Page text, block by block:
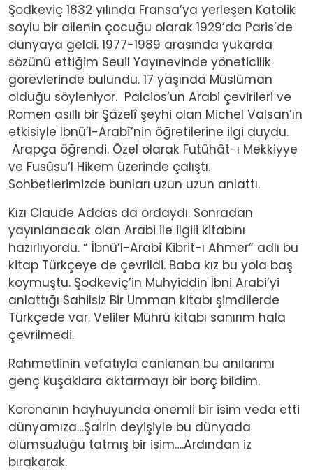
Şodkeviç 1832 yılında Fransa’ya yerleşen Katolik
soylu bir ailenin çocuğu olarak 1929’da Paris’de
dünyaya geldi. 1977-1989 arasında yukarda
sözünü ettiğim Seuil Yayınevinde yöneticilik
görevlerinde bulundu. 17 yaşında Müslüman
olduğu söyleniyor. Palcios’un Arabi çevirileri ve
Romen asıllı bir Şâzelî şeyhi olan Michel Valsan’ın
etkisiyle İbnü’l-Arabî’nin öğretilerine ilgi duydu.
Arapça öğrendi. Özel olarak Futûhât-ı Mekkiyye
ve Fusûsu’l Hikem üzerinde çalıştı.
Sohbetlerimizde bunları uzun uzun anlattı.
Kızı Claude Addas da ordaydı. Sonradan
yayınlanacak olan Arabi ile ilgili kitabını
hazırlıyordu. “ İbnü’l-Arabî Kibrit-ı Ahmer” adlı bu
kitap Türkçeye de çevrildi. Baba kız bu yola baş
koymuştu. Şodkeviç’in Muhyiddin İbni Arabi’yi
anlattığı Sahilsiz Bir Umman kitabı şimdilerde
Türkçede var. Veliler Mührü kitabı sanırım hala
çevrilmedi.
Rahmetlinin vefatıyla canlanan bu anılarımı
genç kuşaklara aktarmayı bir borç bildim.
Koronanın hayhuyunda önemli bir isim veda etti
dünyamıza…Şairin deyişiyle bu dünyada
ölümsüzlüğü tatmış bir isim….Ardından iz
bırakarak.